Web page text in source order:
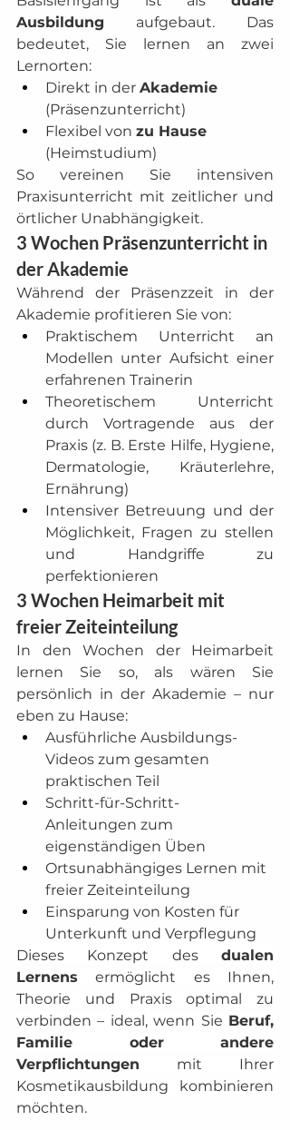
Ausbildung aufgebaut. Das
bedeutet, Sie lernen an zwei
Lernorten:
Direkt in der Akademie
(Präsenzunterricht)
Flexibel von zu Hause
(Heimstudium)
So vereinen Sie intensiven
Praxisunterricht mit zeitlicher und
örtlicher Unabhängigkeit.
3 Wochen Präsenzunterricht in
der Akademie
Während der Präsenzzeit in der
Akademie profitieren Sie von:
Praktischem Unterricht an
Modellen unter Aufsicht einer
erfahrenen Trainerin
Theoretischem Unterricht
durch Vortragende aus der
Praxis (z. B. Erste Hilfe, Hygiene,
Dermatologie, Kräuterlehre,
Ernährung)
Intensiver Betreuung und der
Möglichkeit, Fragen zu stellen
und Handgriffe zu
perfektionieren
3 Wochen Heimarbeit mit
freier Zeiteinteilung
In den Wochen der Heimarbeit
lernen Sie so, als wären Sie
persönlich in der Akademie – nur
eben zu Hause:
Ausführliche Ausbildungs-
Videos zum gesamten
praktischen Teil
Schritt-für-Schritt-
Anleitungen zum
eigenständigen Üben
Ortsunabhängiges Lernen mit
freier Zeiteinteilung
Einsparung von Kosten für
Unterkunft und Verpflegung
Dieses Konzept des dualen
Lernens ermöglicht es Ihnen,
Theorie und Praxis optimal zu
verbinden – ideal, wenn Sie Beruf,
Familie oder andere
Verpflichtungen mit Ihrer
Kosmetikausbildung kombinieren
möchten.